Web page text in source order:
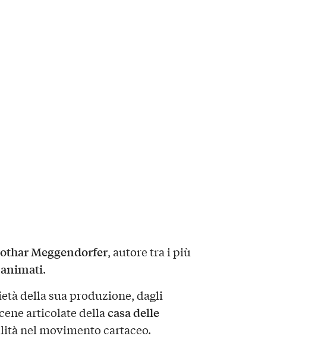
Meggendorfer, autore tra i più
.
della sua produzione, dagli
articolate dellacasa delle
nel movimento cartaceo.